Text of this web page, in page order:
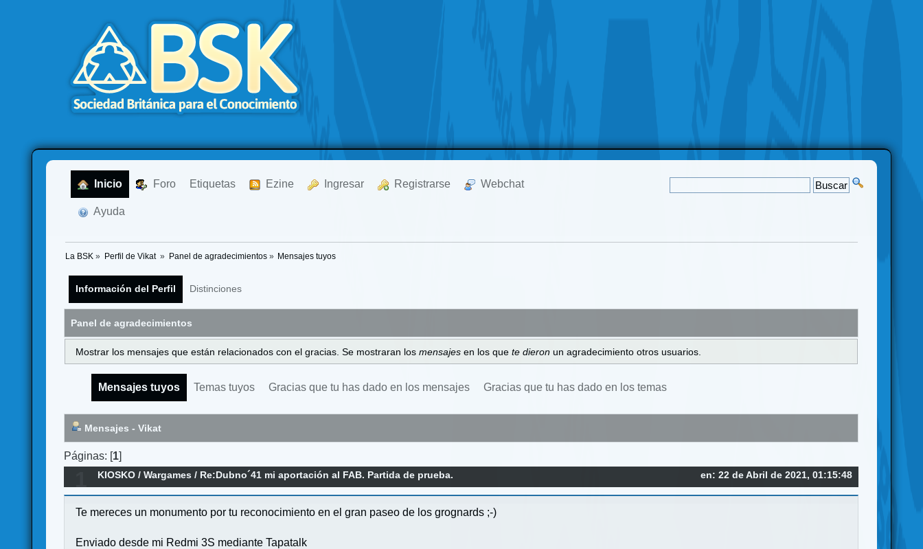
Inicio Foro Etiquetas Ezine Ingresar Registrarse Webchat
Ayuda
La BSK » Perfil de Vikat » Panel de agradecimientos» Mensajes tuyos
Información del Perfil Distinciones
Panel de agradecimientos
Mostrar los mensajes que están relacionados con el gracias. Se mostraran los mensajes en los que te dieron un agradecimiento otros usuarios.
Mensajes tuyos Temas tuyos Gracias que tu has dado en los mensajes Gracias que tu has dado en los temas
Mensajes - Vikat
Páginas: [1]
en: 22 de Abril de 2021, 01:15:48
KIOSKO /Wargames / Re:Dubno´41 mi aportación al FAB. Partida de prueba.
Te mereces un monumento por tu reconocimiento en el gran paseo de los grognards ;-)
Enviado desde mi Redmi 3S mediante Tapatalk